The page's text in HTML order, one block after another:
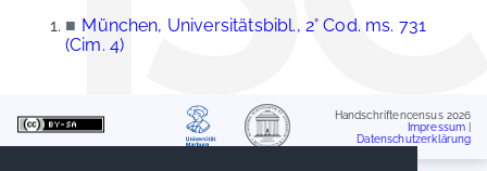
■ München, Universitätsbibl., 2° Cod. ms. 731
(Cim. 4)
Handschriftencensus 2026
Impressum
Datenschutzerklärung